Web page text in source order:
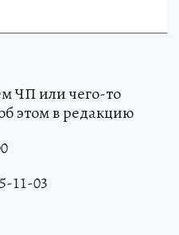
ЧП или чего-то
этом в редакцию
11-03